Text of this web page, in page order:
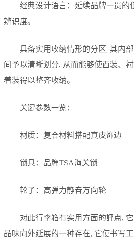
经典设计语言：延续品牌一贯的
辨识度。
具备实用收纳情形的分区, 其内
间予以清晰划分, 从而能够使西装、
着装得以整齐收纳。
关键参数一览：
材质：复合材料搭配真皮饰边
锁具：品牌TSA海关锁
轮子：高弹力静音万向轮
对此行李箱有实用方面的評点,
品味向外延展的一种存在, 它使书写